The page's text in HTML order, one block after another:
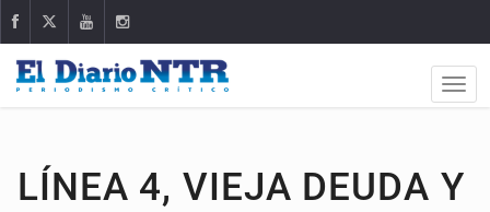
LÍNEA 4, VIEJA DEUDA Y